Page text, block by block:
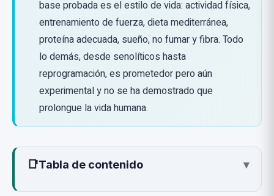
base probada es el estilo de vida: actividad física,
entrenamiento de fuerza, dieta mediterránea,
proteína adecuada, sueño, no fumar y fibra. Todo
lo demás, desde senolíticos hasta
reprogramación, es prometedor pero aún
experimental y no se ha demostrado que
prolongue la vida humana.
📑Tabla de contenido ▾